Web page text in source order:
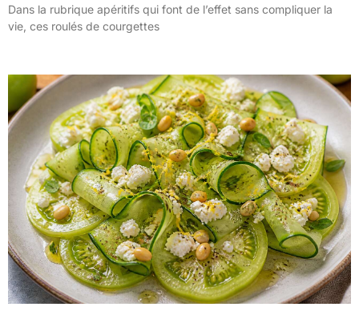
Dans la rubrique apéritifs qui font de l’effet sans compliquer la
vie, ces roulés de courgettes